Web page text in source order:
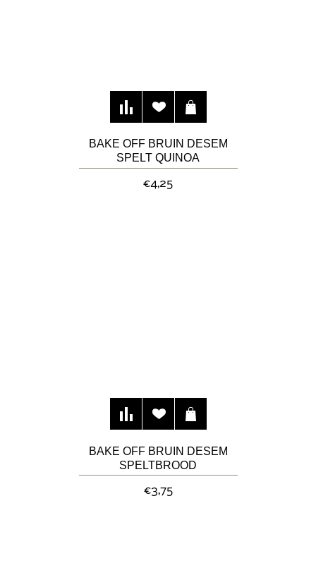
BAKE OFF BRUIN DESEM
SPELT QUINOA
HAVERBROOD
€4,25
BAKE OFF BRUIN DESEM
SPELTBROOD
€3,75